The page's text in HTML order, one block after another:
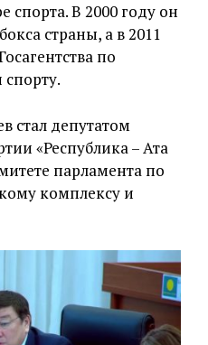
спорта. В 2000 году он
страны, а в 2011
по
стал депутатом
«Республика – Ата
парламента по
комплексу и